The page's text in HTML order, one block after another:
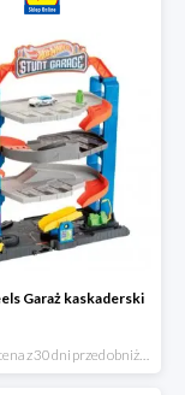
Garaż kaskaderski